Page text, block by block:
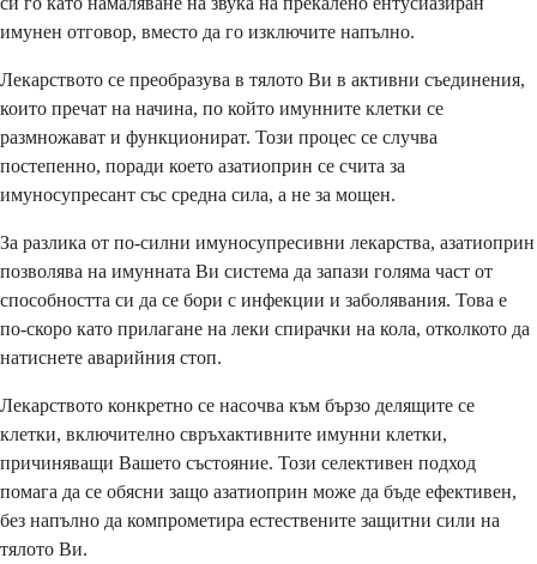
имунен отговор, вместо да го изключите напълно.
Лекарството се преобразува в тялото Ви в активни съединения,
които пречат на начина, по който имунните клетки се
размножават и функционират. Този процес се случва
постепенно, поради което азатиоприн се счита за
имуносупресант със средна сила, а не за мощен.
За разлика от по-силни имуносупресивни лекарства, азатиоприн
позволява на имунната Ви система да запази голяма част от
способността си да се бори с инфекции и заболявания. Това е
по-скоро като прилагане на леки спирачки на кола, отколкото да
натиснете аварийния стоп.
Лекарството конкретно се насочва към бързо делящите се
клетки, включително свръхактивните имунни клетки,
причиняващи Вашето състояние. Този селективен подход
помага да се обясни защо азатиоприн може да бъде ефективен,
без напълно да компрометира естествените защитни сили на
тялото Ви.